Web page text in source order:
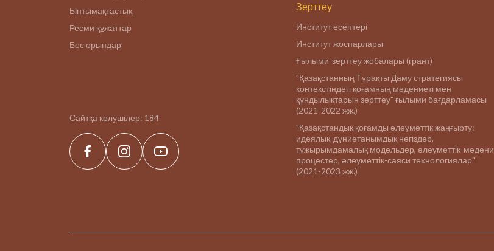
Ынтымақтастық
Ресми құжаттар
Бос орындар
Сайтқа келушілер: 184
Зерттеу
Институт есептері
Институт жоспарлары
Ғылыми-зерттеу жобалары (грант)
"Қазақстанның Тұрақты Даму стратегиясы
контекстіндегі қоғамның мәдениеті мен
құндылықтарын зерттеу" ғылыми бағдарламасы
(2021-2022 жж.)
"Қазақстандық қоғамды әлеуметтік жаңғырту:
идеялық-дүниетанымдық негіздер,
тұжырымдамалық модельдер, әлеуметтік-мәдени
процестер, әлеуметтік-саяси технологиялар"
(2021-2023 жж.)